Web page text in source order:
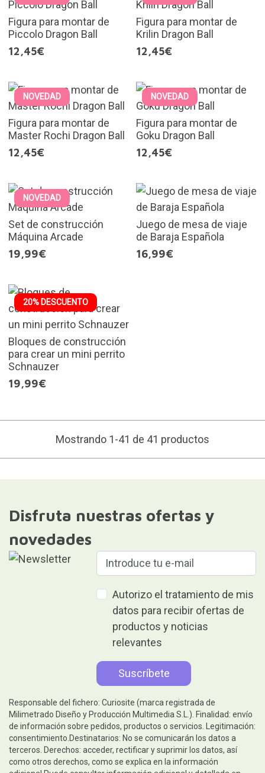
Figura para montar de
Piccolo Dragon Ball
12,45€
Figura para montar de
Krilin Dragon Ball
12,45€
NOVEDAD
Figura para montar de
Master Rochi Dragon Ball
12,45€
NOVEDAD
Figura para montar de
Goku Dragon Ball
12,45€
NOVEDAD
Set de construcción
Máquina Arcade
19,99€
Juego de mesa de viaje
de Baraja Española
16,99€
20% DESCUENTO
Bloques de construcción
para crear un mini perrito
Schnauzer
19,99€
Mostrando 1-41 de 41 productos
Disfruta nuestras ofertas y
novedades
Autorizo el tratamiento de mis
datos para recibir ofertas de
productos y noticias
relevantes
Responsable del fichero: Curiosite (marca registrada de
Milimetrado Diseño y Producción Multimedia S.L.). Finalidad: envío
de información sobre pedidos, productos o servicios. Legitimación:
consentimiento.Destinatarios: No se comunicarán los datos a
terceros. Derechos: acceder, rectificar y suprimir los datos, así
como otros derechos, como se explica en la información